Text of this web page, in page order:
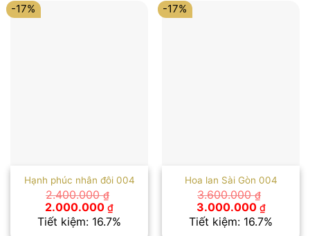
-17%
Hạnh phúc nhân đôi 004
2.400.000₫
Giá
gốc
là:
2.000.000 ₫Giá
hiện
tại
Tiết kiệm: 16.7%
-17%
Hoa lan Sài Gòn 004
3.600.000₫
Giá
gốc
là:
3.000.000 ₫Giá
hiện
tại
Tiết kiệm: 16.7%